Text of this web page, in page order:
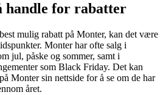
handle for rabatter
mulig rabatt på Monter, kan det være
Monter har ofte salg i
jul, påske og sommer, samt i
som Black Friday. Det kan
Monter sin nettside for å se om de har
året.